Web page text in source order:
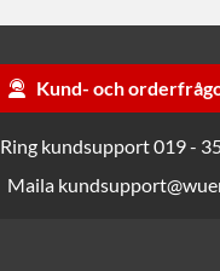
Kund- och
Ring kundsupport 019 -
Maila